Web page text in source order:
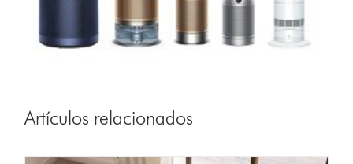
Artículos relacionados